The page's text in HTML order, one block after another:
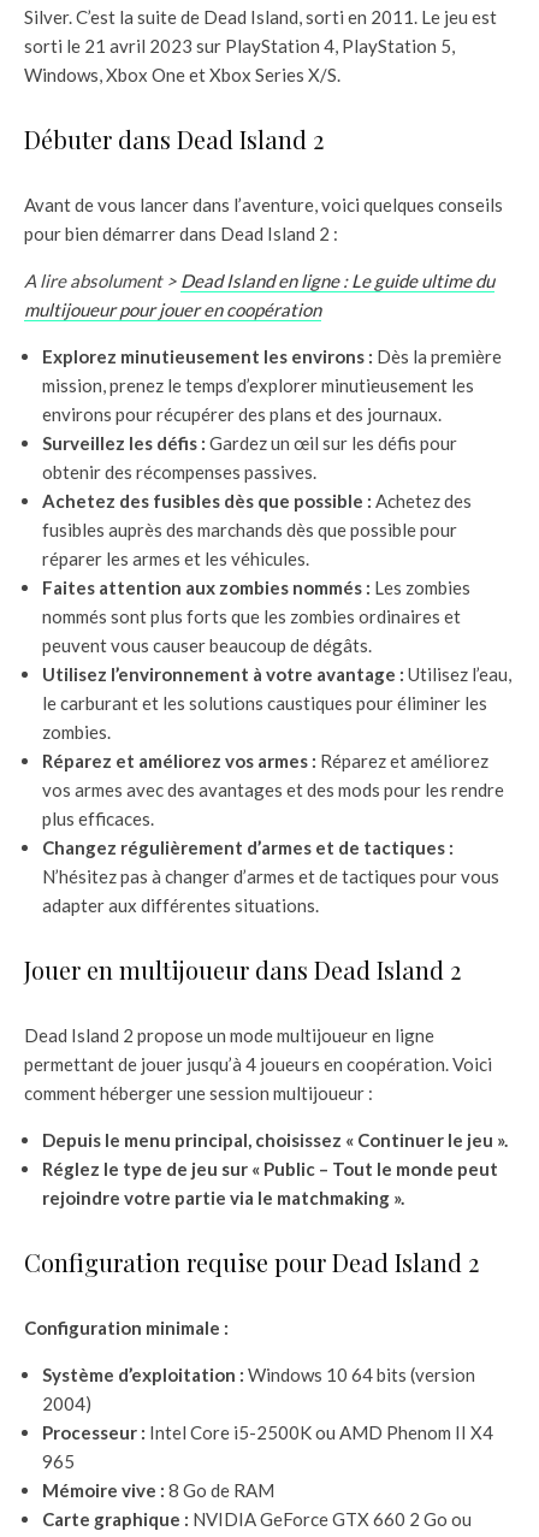
Silver. C’est la suite de Dead Island, sorti en 2011. Le jeu est
sorti le 21 avril 2023 sur PlayStation 4, PlayStation 5,
Windows, Xbox One et Xbox Series X/S.
Débuter dans Dead Island 2
Avant de vous lancer dans l’aventure, voici quelques conseils
pour bien démarrer dans Dead Island 2 :
A lire absolument > Dead Island en ligne : Le guide ultime du
multijoueur pour jouer en coopération
Explorez minutieusement les environs : Dès la première
mission, prenez le temps d’explorer minutieusement les
environs pour récupérer des plans et des journaux.
Surveillez les défis : Gardez un œil sur les défis pour
obtenir des récompenses passives.
Achetez des fusibles dès que possible : Achetez des
fusibles auprès des marchands dès que possible pour
réparer les armes et les véhicules.
Faites attention aux zombies nommés : Les zombies
nommés sont plus forts que les zombies ordinaires et
peuvent vous causer beaucoup de dégâts.
Utilisez l’environnement à votre avantage : Utilisez l’eau,
le carburant et les solutions caustiques pour éliminer les
zombies.
Réparez et améliorez vos armes : Réparez et améliorez
vos armes avec des avantages et des mods pour les rendre
plus efficaces.
Changez régulièrement d’armes et de tactiques :
N’hésitez pas à changer d’armes et de tactiques pour vous
adapter aux différentes situations.
Jouer en multijoueur dans Dead Island 2
Dead Island 2 propose un mode multijoueur en ligne
permettant de jouer jusqu’à 4 joueurs en coopération. Voici
comment héberger une session multijoueur :
Depuis le menu principal, choisissez « Continuer le jeu ».
Réglez le type de jeu sur « Public – Tout le monde peut
rejoindre votre partie via le matchmaking ».
Configuration requise pour Dead Island 2
Configuration minimale :
Système d’exploitation : Windows 10 64 bits (version
2004)
Processeur : Intel Core i5-2500K ou AMD Phenom II X4
965
Mémoire vive : 8 Go de RAM
Carte graphique : NVIDIA GeForce GTX 660 2 Go ou